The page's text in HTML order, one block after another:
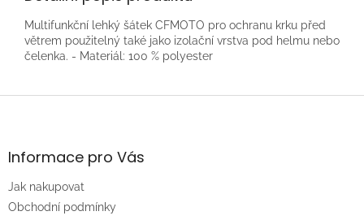
Multifunkční lehký šátek CFMOTO pro ochranu krku před
větrem použitelný také jako izolační vrstva pod helmu nebo
čelenka. - Materiál: 100 % polyester
Z
aInformace pro Vás
Jak nakupovat
Obchodní podmínky